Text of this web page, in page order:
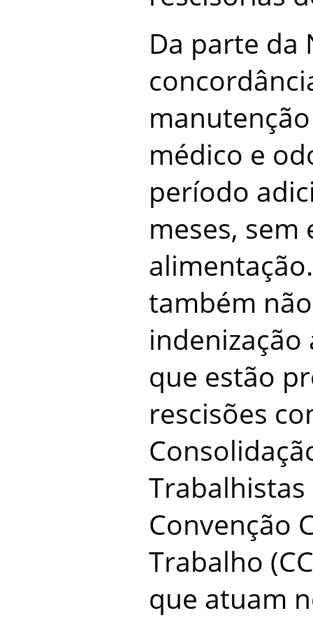
Da parte da
médico e
período
meses,
também
que estão
rescisões
Trabalhistas
Convenção
Trabalho
que atuam